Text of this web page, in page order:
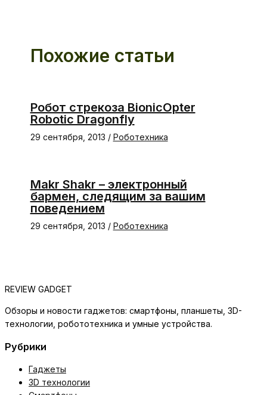
Похожие статьи
Робот стрекоза BionicOpter
Robotic Dragonfly
29 сентября, 2013 / Роботехника
Makr Shakr – электронный
бармен, следящим за вашим
поведением
29 сентября, 2013 / Роботехника
REVIEW GADGET
Обзоры и новости гаджетов: смартфоны, планшеты, 3D-
технологии, робототехника и умные устройства.
Рубрики
Гаджеты
3D технологии